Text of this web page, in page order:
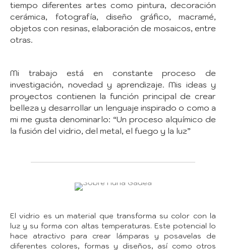
tiempo diferentes artes como pintura, decoración
cerámica, fotografía, diseño gráfico, macramé,
objetos con resinas, elaboración de mosaicos, entre
otras.
Mi trabajo está en constante proceso de
investigación, novedad y aprendizaje. Mis ideas y
proyectos contienen la función principal de crear
belleza y desarrollar un lenguaje inspirado o como a
mi me gusta denominarlo: “Un proceso alquímico de
la fusión del vidrio, del metal, el fuego y la luz”
El vidrio es un material que transforma su color con la
luz y su forma con altas temperaturas. Este potencial lo
hace atractivo para crear lámparas y posavelas de
diferentes colores, formas y diseños, así como otros